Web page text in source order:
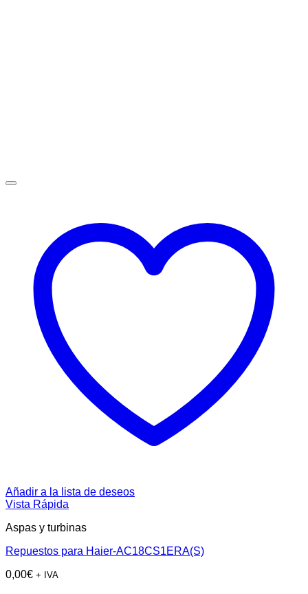
Añadir a la lista de deseos
Vista Rápida
Aspas y turbinas
Repuestos para Haier-AC18CS1ERA(S)
0,00€ + IVA